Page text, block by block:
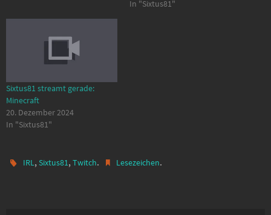
In "Sixtus81"
Sixtus81 streamt gerade:
Minecraft
20. Dezember 2024
In "Sixtus81"
IRL,Sixtus81,Twitch. Lesezeichen.